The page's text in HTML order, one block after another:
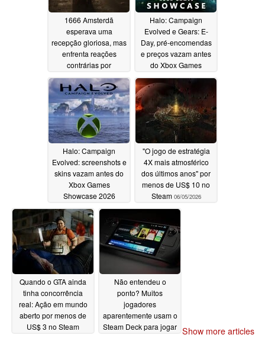
1666 Amsterdã
esperava uma
recepção gloriosa, mas
enfrenta reações
contrárias por
"descuido06/11/2026
Halo: Campaign
Evolved e Gears: E-
Day, pré-encomendas
e preços vazam antes
do Xbox Games
Showcase06/08/2026
Halo: Campaign
Evolved: screenshots e
skins vazam antes do
Xbox Games
Showcase 2026
06/06/2026
"O jogo de estratégia
4X mais atmosférico
dos últimos anos" por
menos de US$ 10 no
Steam 06/05/2026
Quando o GTA ainda
tinha concorrência
real: Ação em mundo
aberto por menos de
US$ 3 no Steam
Não entendeu o
ponto? Muitos
jogadores
aparentemente usam o
Steam Deck para jogar Show more articles